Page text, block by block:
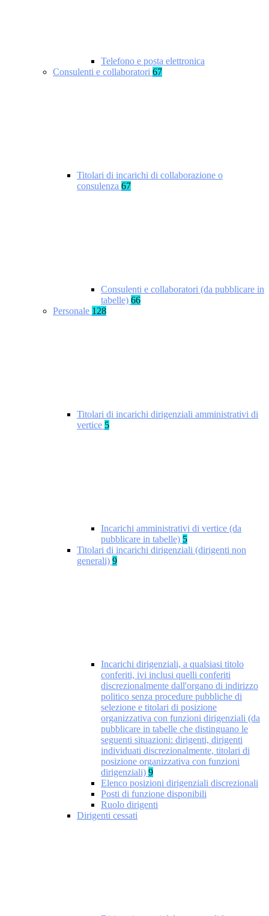
Telefono e posta elettronica
Consulenti e collaboratori 67
Titolari di incarichi di collaborazione o
consulenza 67
Consulenti e collaboratori (da pubblicare in
tabelle) 66
Personale 128
Titolari di incarichi dirigenziali amministrativi di
vertice 5
Incarichi amministrativi di vertice (da
pubblicare in tabelle) 5
Titolari di incarichi dirigenziali (dirigenti non
generali) 9
Incarichi dirigenziali, a qualsiasi titolo
conferiti, ivi inclusi quelli conferiti
discrezionalmente dall'organo di indirizzo
politico senza procedure pubbliche di
selezione e titolari di posizione
organizzativa con funzioni dirigenziali (da
pubblicare in tabelle che distinguano le
seguenti situazioni: dirigenti, dirigenti
individuati discrezionalmente, titolari di
posizione organizzativa con funzioni
dirigenziali) 9
Elenco posizioni dirigenziali discrezionali
Posti di funzione disponibili
Ruolo dirigenti
Dirigenti cessati